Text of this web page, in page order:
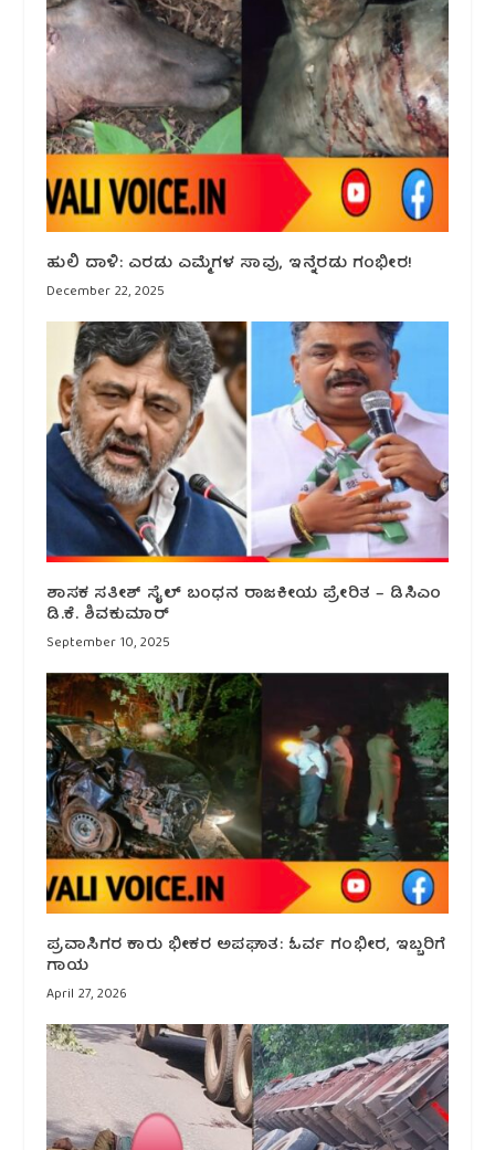
ಹುಲಿ ದಾಳಿ: ಎರಡು ಎಮ್ಮೆಗಳ ಸಾವು, ಇನ್ನೆರಡು ಗಂಭೀರ!
December 22, 2025
ಶಾಸಕ ಸತೀಶ್ ಸೈಲ್ ಬಂಧನ ರಾಜಕೀಯ ಪ್ರೇರಿತ – ಡಿಸಿಎಂ
ಡಿ.ಕೆ. ಶಿವಕುಮಾರ್
September 10, 2025
ಪ್ರವಾಸಿಗರ ಕಾರು ಭೀಕರ ಅಪಘಾತ: ಓರ್ವ ಗಂಭೀರ, ಇಬ್ಬರಿಗೆ
ಗಾಯ
April 27, 2026